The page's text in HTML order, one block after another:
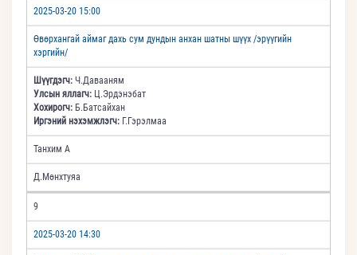
2025-03-20 15:00
Өвөрхангай аймаг дахь сум дундын анхан шатны шүүх /эрүүгийн
хэргийн/
Шүүгдэгч: Ч.Давааням
Улсын яллагч: Ц.Эрдэнэбат
Хохирогч: Б.Батсайхан
Иргэний нэхэмжлэгч: Г.Гэрэлмаа
Танхим А
Д.Мөнхтуяа
9
2025-03-20 14:30